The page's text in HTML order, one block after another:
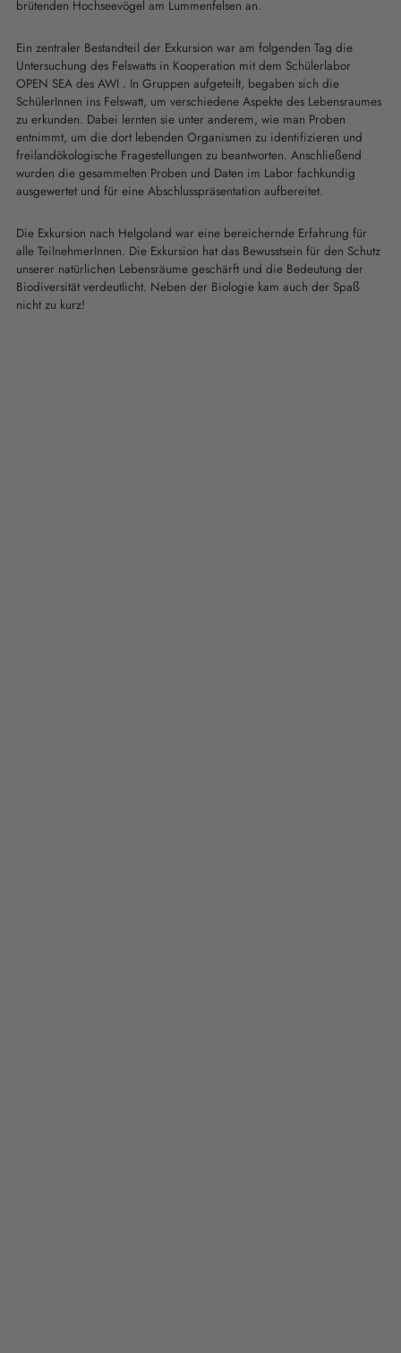
brütenden Hochseevögel am Lummenfelsen an.
Ein zentraler Bestandteil der Exkursion war am folgenden Tag die
Untersuchung des Felswatts in Kooperation mit dem Schülerlabor
OPEN SEA des AWI . In Gruppen aufgeteilt, begaben sich die
SchülerInnen ins Felswatt, um verschiedene Aspekte des Lebensraumes
zu erkunden. Dabei lernten sie unter anderem, wie man Proben
entnimmt, um die dort lebenden Organismen zu identifizieren und
freilandökologische Fragestellungen zu beantworten. Anschließend
wurden die gesammelten Proben und Daten im Labor fachkundig
ausgewertet und für eine Abschlusspräsentation aufbereitet.
Die Exkursion nach Helgoland war eine bereichernde Erfahrung für
alle TeilnehmerInnen. Die Exkursion hat das Bewusstsein für den Schutz
unserer natürlichen Lebensräume geschärft und die Bedeutung der
Biodiversität verdeutlicht. Neben der Biologie kam auch der Spaß
nicht zu kurz!